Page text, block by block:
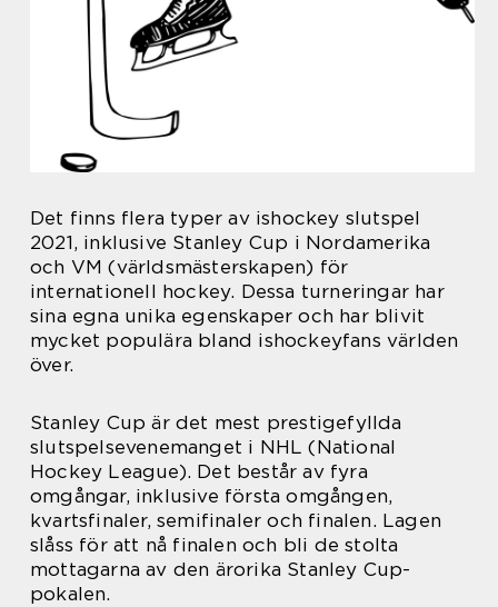
Det finns flera typer av ishockey slutspel
2021, inklusive Stanley Cup i Nordamerika
och VM (världsmästerskapen) för
internationell hockey. Dessa turneringar har
sina egna unika egenskaper och har blivit
mycket populära bland ishockeyfans världen
över.
Stanley Cup är det mest prestigefyllda
slutspelsevenemanget i NHL (National
Hockey League). Det består av fyra
omgångar, inklusive första omgången,
kvartsfinaler, semifinaler och finalen. Lagen
slåss för att nå finalen och bli de stolta
mottagarna av den ärorika Stanley Cup-
pokalen.